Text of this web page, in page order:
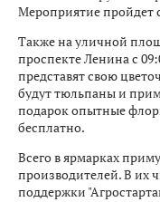
Мероприятие пройдет
Также на уличной
проспекте Ленина с
представят свою
будут тюльпаны и
подарок опытные
бесплатно.
Всего в ярмарках
производителей. В их
поддержки